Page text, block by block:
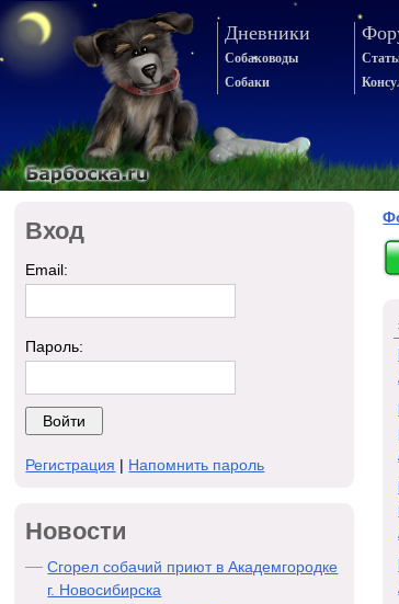
Дневники
Собаководы
Собаки
Вход
Email:
Пароль:
Регистрация | Напомнить пароль
Новости
Сгорел собачий приют в Академгородке
г. Новосибирска